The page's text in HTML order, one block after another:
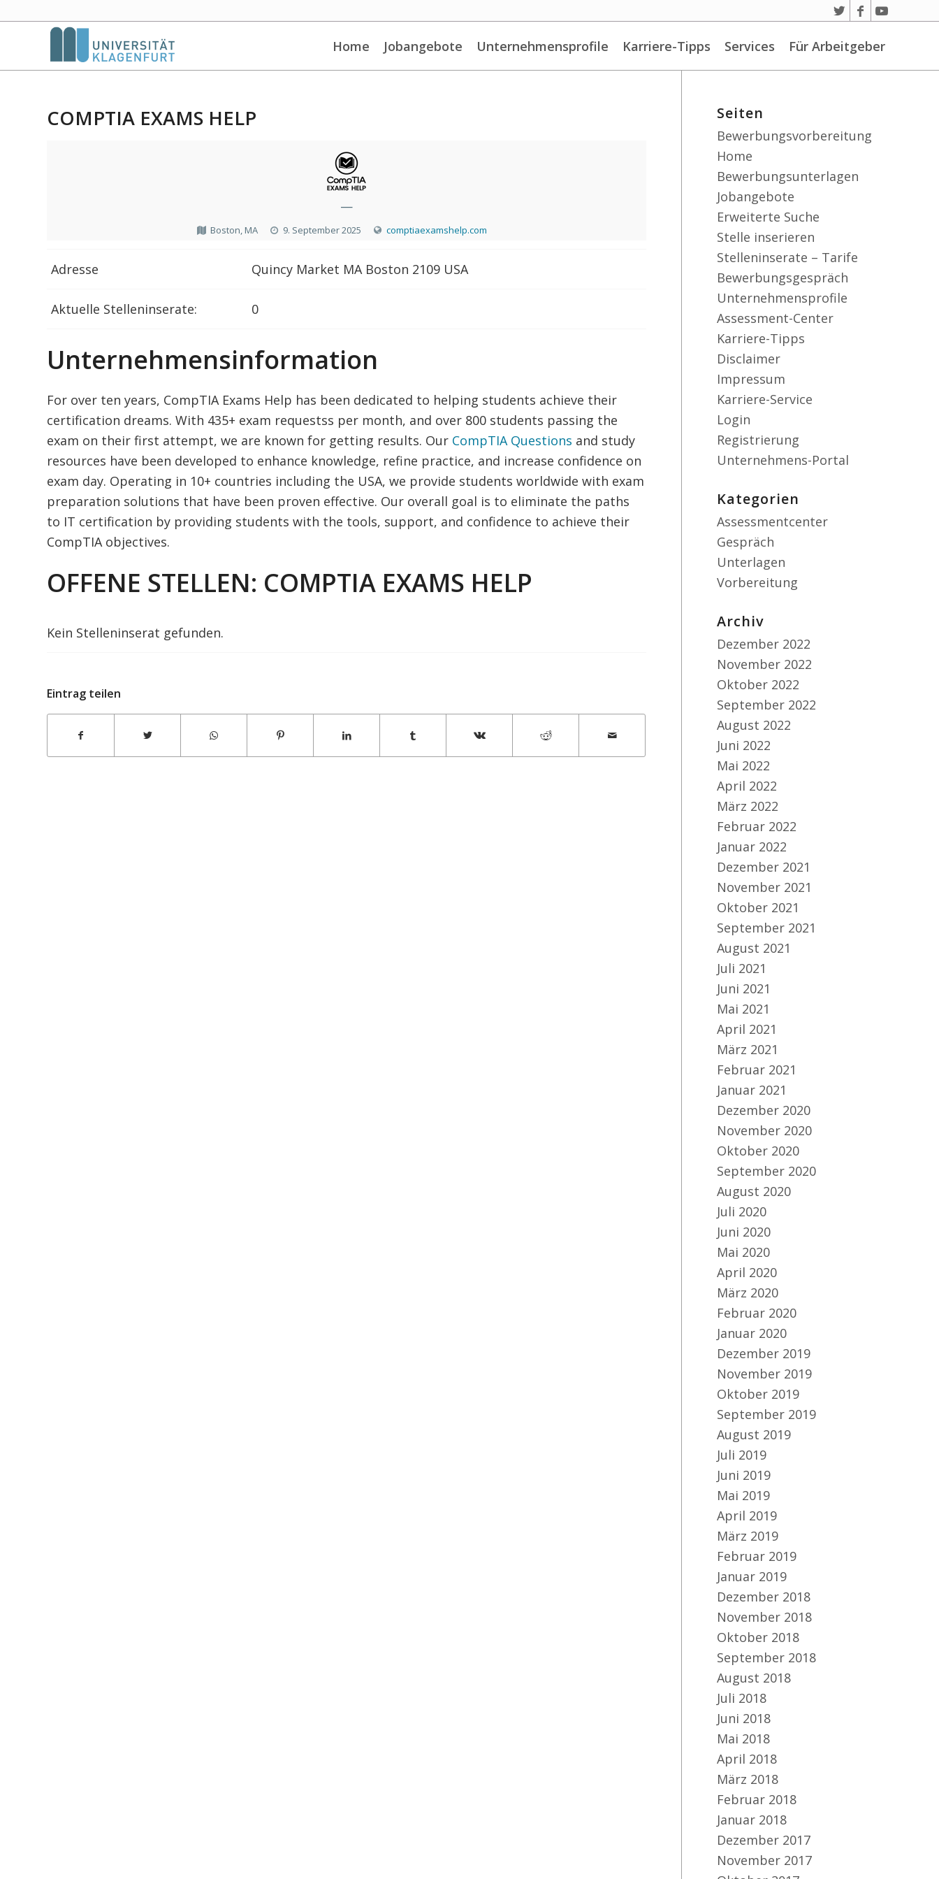
Home Jobangebote Unternehmensprofile Karriere-Tipps Services Für Arbeitgeber
COMPTIA EXAMS HELP
—
Boston, MA 9. September 2025 comptiaexamshelp.com
Adresse Quincy Market MA Boston 2109 USA
Aktuelle Stelleninserate: 0
Unternehmensinformation
For over ten years, CompTIA Exams Help has been dedicated to helping students achieve their
certification dreams. With 435+ exam requestss per month, and over 800 students passing the
exam on their first attempt, we are known for getting results. Our CompTIA Questions and study
resources have been developed to enhance knowledge, refine practice, and increase confidence on
exam day. Operating in 10+ countries including the USA, we provide students worldwide with exam
preparation solutions that have been proven effective. Our overall goal is to eliminate the paths
to IT certification by providing students with the tools, support, and confidence to achieve their
CompTIA objectives.
OFFENE STELLEN: COMPTIA EXAMS HELP
Kein Stelleninserat gefunden.
Eintrag teilen
Seiten
Bewerbungsvorbereitung
Home
Bewerbungsunterlagen
Jobangebote
Erweiterte Suche
Stelle inserieren
Stelleninserate – Tarife
Bewerbungsgespräch
Unternehmensprofile
Assessment-Center
Karriere-Tipps
Disclaimer
Impressum
Karriere-Service
Login
Registrierung
Unternehmens-Portal
Kategorien
Assessmentcenter
Gespräch
Unterlagen
Vorbereitung
Archiv
Dezember 2022
November 2022
Oktober 2022
September 2022
August 2022
Juni 2022
Mai 2022
April 2022
März 2022
Februar 2022
Januar 2022
Dezember 2021
November 2021
Oktober 2021
September 2021
August 2021
Juli 2021
Juni 2021
Mai 2021
April 2021
März 2021
Februar 2021
Januar 2021
Dezember 2020
November 2020
Oktober 2020
September 2020
August 2020
Juli 2020
Juni 2020
Mai 2020
April 2020
März 2020
Februar 2020
Januar 2020
Dezember 2019
November 2019
Oktober 2019
September 2019
August 2019
Juli 2019
Juni 2019
Mai 2019
April 2019
März 2019
Februar 2019
Januar 2019
Dezember 2018
November 2018
Oktober 2018
September 2018
August 2018
Juli 2018
Juni 2018
Mai 2018
April 2018
März 2018
Februar 2018
Januar 2018
Dezember 2017
November 2017